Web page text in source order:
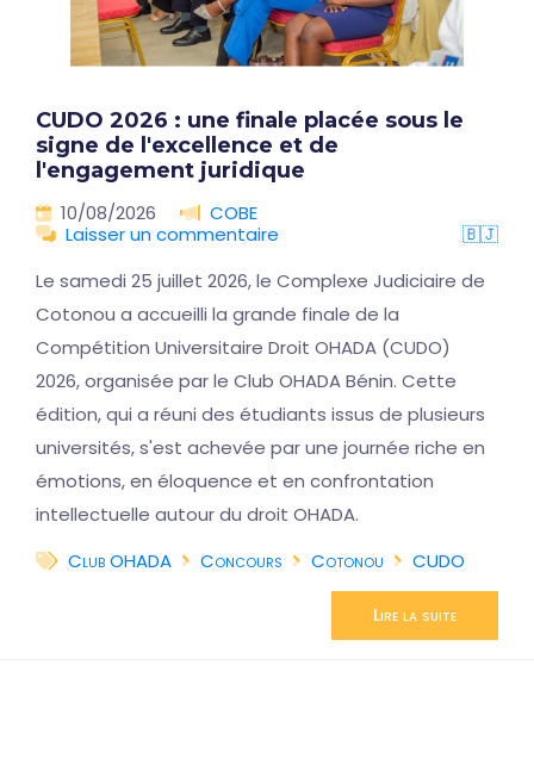
CUDO 2026 : une finale placée sous le
signe de l'excellence et de
l'engagement juridique
10/08/2026
COBE
Laisser un commentaire
🇧🇯
Le samedi 25 juillet 2026, le Complexe Judiciaire de
Cotonou a accueilli la grande finale de la
Compétition Universitaire Droit OHADA (CUDO)
2026, organisée par le Club OHADA Bénin. Cette
édition, qui a réuni des étudiants issus de plusieurs
universités, s'est achevée par une journée riche en
émotions, en éloquence et en confrontation
intellectuelle autour du droit OHADA.
Club OHADA
Concours Cotonou CUDO
Lire la suite